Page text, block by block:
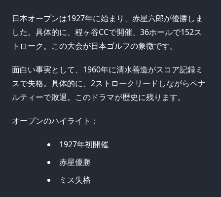
日本オープンは1927年に始まり、赤星六郎が優勝しま
した。具体的に、程ヶ谷CCで開催、36ホールで152ス
トローク。この大会が日本ゴルフの象徴です。
面白い事実として、1960年に清水善造がスコア記録ミ
スで失格。具体的に、2ストロークリードしながらペナ
ルティーで敗退。このドラマが歴史に残ります。
オープンのハイライト：
1927年初開催
赤星優勝
ミス失格